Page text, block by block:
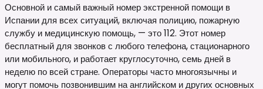
Основной и самый важный номер экстренной помощи в
Испании для всех ситуаций, включая полицию, пожарную
службу и медицинскую помощь, — это 112. Этот номер
бесплатный для звонков с любого телефона, стационарного
или мобильного, и работает круглосуточно, семь дней в
неделю по всей стране. Операторы часто многоязычны и
могут помочь позвонившим на английском и других основных